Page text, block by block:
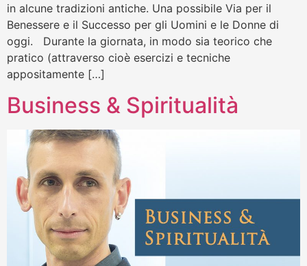
in alcune tradizioni antiche. Una possibile Via per il
Benessere e il Successo per gli Uomini e le Donne di
oggi. Durante la giornata, in modo sia teorico che
pratico (attraverso cioè esercizi e tecniche
appositamente […]
Business & Spiritualità